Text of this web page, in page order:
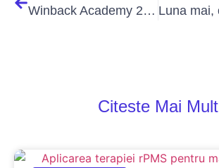
Winback Academy 2025 – ediția București
Citeste Mai Mult